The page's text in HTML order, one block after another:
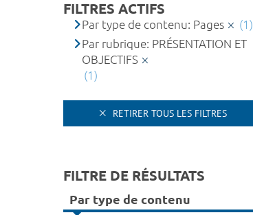
FILTRES ACTIFS
Par type de contenu: Pages
(1)
Par rubrique: PRÉSENTATION ET
OBJECTIFS
(1)
RETIRER TOUS LES FILTRES
FILTRE DE RÉSULTATS
Par type de contenu